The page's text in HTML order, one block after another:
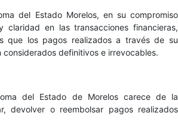
del Estado Morelos, en su compromiso
claridad en las transacciones financieras,
que los pagos realizados a través de su
considerados definitivos e irrevocables.
del Estado de Morelos carece de la
devolver o reembolsar pagos realizados